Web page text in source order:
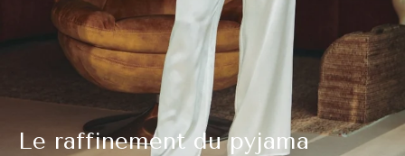
Le raffinement du pyjama